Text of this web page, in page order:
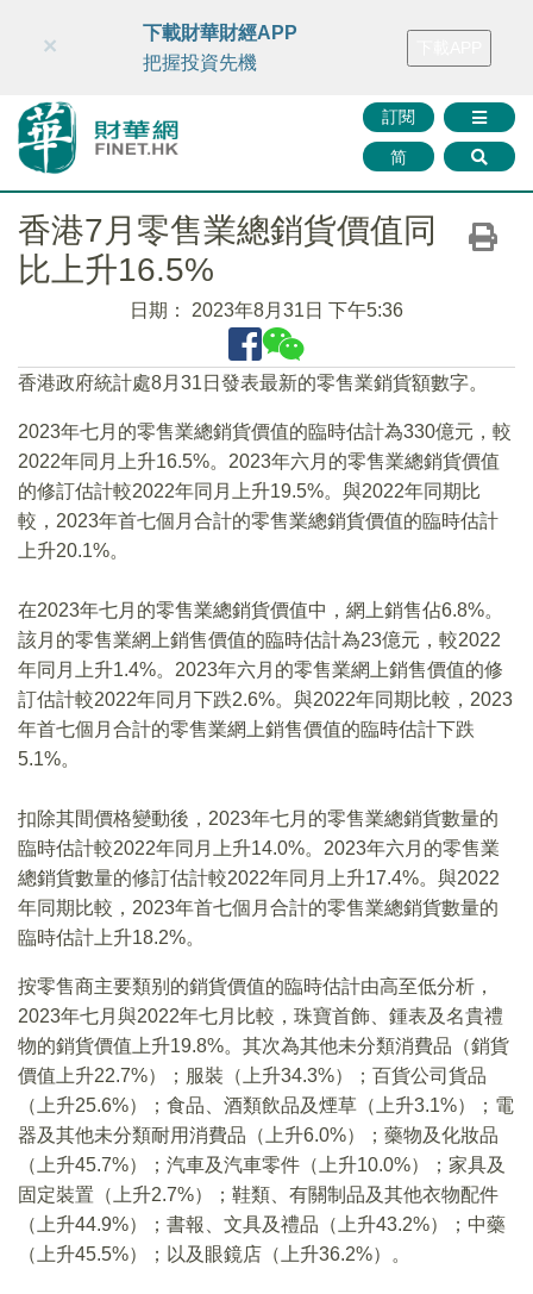
財華智庫網 FINTV FINMETA 財華證券 媒體矩陣
訂閱
简
×
下載財華財經APP
把握投資先機
香港7月零售業總銷貨價值同
比上升16.5%
日期： 2023年8月31日 下午5:36
香港政府統計處8月31日發表最新的零售業銷貨額數字。
2023年七月的零售業總銷貨價值的臨時估計為330億元，較
2022年同月上升16.5%。2023年六月的零售業總銷貨價值
的修訂估計較2022年同月上升19.5%。與2022年同期比
較，2023年首七個月合計的零售業總銷貨價值的臨時估計
上升20.1%。
在2023年七月的零售業總銷貨價值中，網上銷售佔6.8%。
該月的零售業網上銷售價值的臨時估計為23億元，較2022
年同月上升1.4%。2023年六月的零售業網上銷售價值的修
訂估計較2022年同月下跌2.6%。與2022年同期比較，2023
年首七個月合計的零售業網上銷售價值的臨時估計下跌
5.1%。
扣除其間價格變動後，2023年七月的零售業總銷貨數量的
臨時估計較2022年同月上升14.0%。2023年六月的零售業
總銷貨數量的修訂估計較2022年同月上升17.4%。與2022
年同期比較，2023年首七個月合計的零售業總銷貨數量的
臨時估計上升18.2%。
按零售商主要類别的銷貨價值的臨時估計由高至低分析，
2023年七月與2022年七月比較，珠寶首飾、鍾表及名貴禮
物的銷貨價值上升19.8%。其次為其他未分類消費品（銷貨
價值上升22.7%）；服裝（上升34.3%）；百貨公司貨品
（上升25.6%）；食品、酒類飲品及煙草（上升3.1%）；電
器及其他未分類耐用消費品（上升6.0%）；藥物及化妝品
（上升45.7%）；汽車及汽車零件（上升10.0%）；家具及
固定裝置（上升2.7%）；鞋類、有關制品及其他衣物配件
（上升44.9%）；書報、文具及禮品（上升43.2%）；中藥
（上升45.5%）；以及眼鏡店（上升36.2%）。